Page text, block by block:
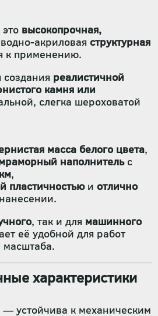
высокопрочная,
акриловая структурная
к применению.
реалистичной
камня или
слегка шероховатой
масса белого цвета,
наполнительс
,
пластичностьюи отлично
, так и для машинного
её удобной для работ
характеристики
— устойчива к механическим